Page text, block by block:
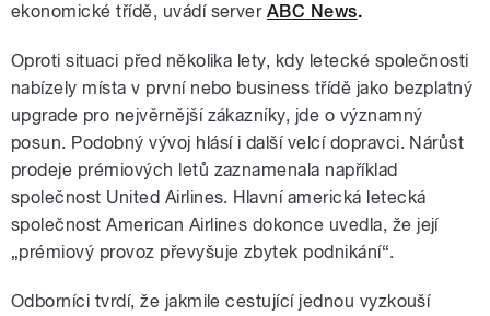
ekonomické třídě, uvádí server ABC News.
Oproti situaci před několika lety, kdy letecké společnosti
nabízely místa v první nebo business třídě jako bezplatný
upgrade pro nejvěrnější zákazníky, jde o významný
posun. Podobný vývoj hlásí i další velcí dopravci. Nárůst
prodeje prémiových letů zaznamenala například
společnost United Airlines. Hlavní americká letecká
společnost American Airlines dokonce uvedla, že její
„prémiový provoz převyšuje zbytek podnikání“.
Odborníci tvrdí, že jakmile cestující jednou vyzkouší